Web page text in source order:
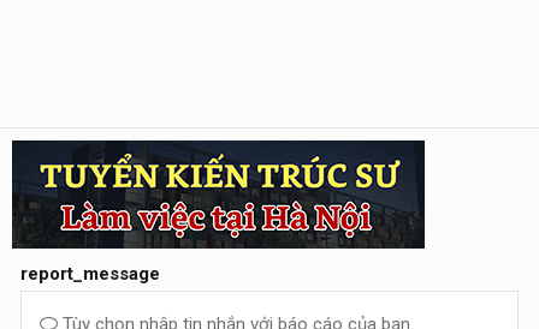
report_message
Tùy chọn nhập tin nhắn với báo cáo của bạn.